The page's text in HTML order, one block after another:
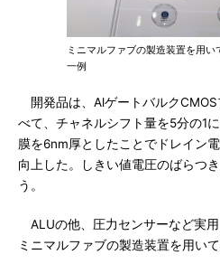
ミニマルファブの製造装置を用
一例
開発品は、Alゲートバルク
べて、チャネルシフト量を5分の1
膜を6nm厚としたことでドレイン
向上した。しきい値電圧のばらつ
う。
ALUの他、圧力センサーなど実用
ミニマルファブの製造装置を用い